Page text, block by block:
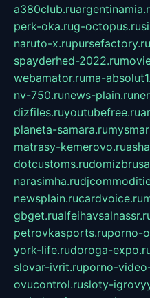
a380club.ru
perk-oka.rug-octopus.ru
naruto-x.rupursefactory.ru
spayderhed-2022.ru
webamator.ruma-
nv-750.runews-plain.ru
dizfiles.ruyoutubefree.ru
planeta-samara.ru
matrasy-kemerovo.ru
dotcustoms.ru
narasimha.ru
newsplain.rucardvoice.ru
gbget.ru
petrovkasports.ruporno-
york-life.rudoroga-
slovar-ivrit.ruporno-
ovucontrol.rusloty-